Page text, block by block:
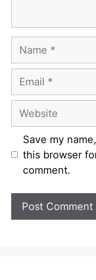
Name
Email
Website
Save my
this browser
comment.